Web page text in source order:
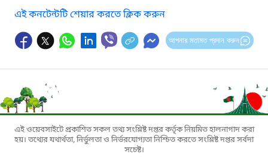
এই কনটেন্টটি শেয়ার করতে ক্লিক করুন
আপনার মতামত প্রদান করুন
এই ওয়েবসাইটে প্রকাশিত সকল তথ্য সংশ্লিষ্ট দপ্তর কর্তৃক নিয়মিত হালনাগাদ করা
হয়। তথ্যের যথার্থতা, নির্ভুলতা ও নির্ভরযোগ্যতা নিশ্চিত করতে সংশ্লিষ্ট দপ্তর সর্বদা
সচেষ্ট।